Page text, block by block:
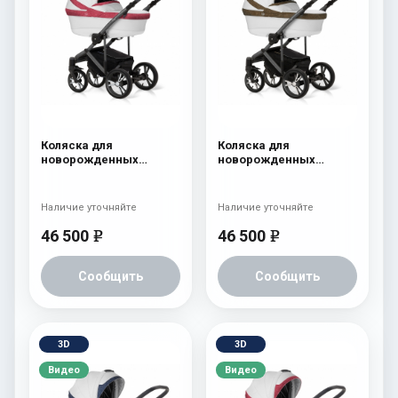
Коляска для
новорожденных
46 500 e
Сообщить
Наличие уточняйте
Коляска для
новорожденных
46 500 e
Сообщить
Наличие уточняйте
3D
Видео
3D
Видео